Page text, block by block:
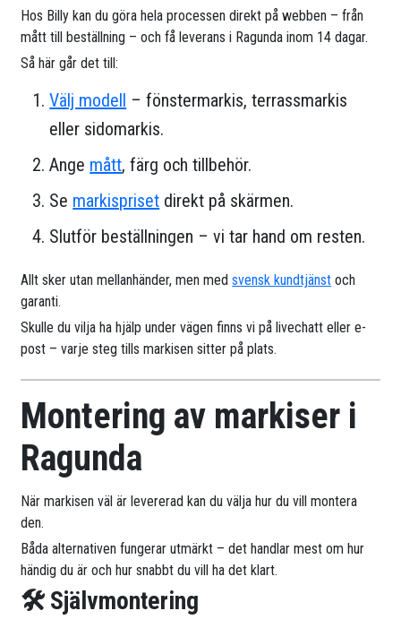
Hos Billy kan du göra hela processen direkt på webben – från
mått till beställning – och få leverans i Ragunda inom 14 dagar.
Så här går det till:
Välj modell – fönstermarkis, terrassmarkis
eller sidomarkis.
Ange mått, färg och tillbehör.
Se markispriset direkt på skärmen.
Slutför beställningen – vi tar hand om resten.
Allt sker utan mellanhänder, men medsvensk kundtjänst och
garanti.
Skulle du vilja ha hjälp under vägen finns vi på livechatt eller e-
post – varje steg tills markisen sitter på plats.
Montering av markiser i
Ragunda
När markisen väl är levererad kan du välja hur du vill montera
den.
Båda alternativen fungerar utmärkt – det handlar mest om hur
händig du är och hur snabbt du vill ha det klart.
🛠 Självmontering